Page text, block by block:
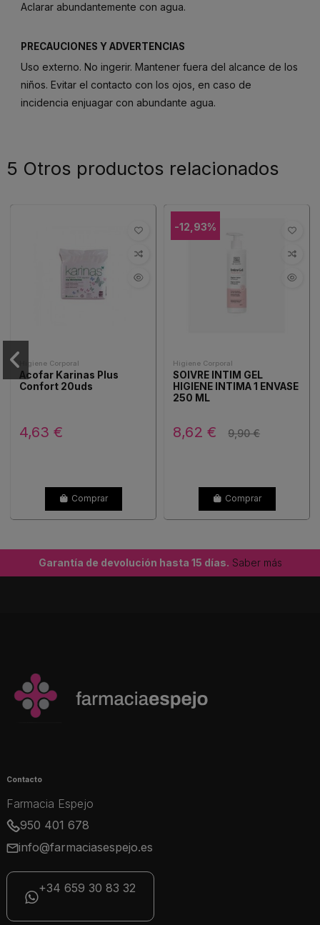
Aclarar abundantemente con agua.
PRECAUCIONES Y ADVERTENCIAS
Uso externo. No ingerir. Mantener fuera del alcance de los
niños. Evitar el contacto con los ojos, en caso de
incidencia enjuagar con abundante agua.
5 Otros productos relacionados
Higiene Corporal
Acofar Karinas Plus
Confort 20uds
4,63 €
Comprar
-12,93%
Higiene Corporal
SOIVRE INTIM GEL
HIGIENE INTIMA 1 ENVASE
250 ML
8,62 € 9,90 €
Comprar
Garantía de devolución hasta 15 días. Saber más
Contacto
Farmacia Espejo
950 401 678
info@farmaciasespejo.es
+34 659 30 83 32